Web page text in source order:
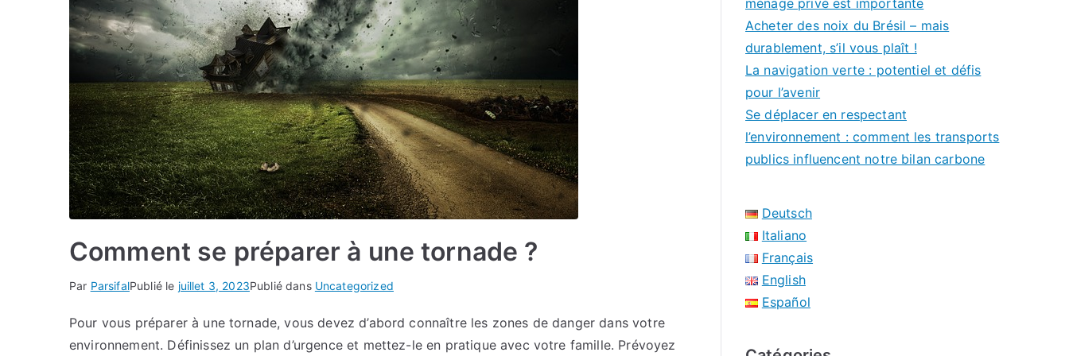
Comment se préparer à une tornade ?
Par ParsifalPublié le juillet 3, 2023Publié dans Uncategorized
Pour vous préparer à une tornade, vous devez d’abord connaître les zones de danger dans votre
environnement. Définissez un plan d’urgence et mettez-le en pratique avec votre famille. Prévoyez
ménage privé est importante
Acheter des noix du Brésil – mais
durablement, s’il vous plaît !
La navigation verte : potentiel et défis
pour l’avenir
Se déplacer en respectant
l’environnement : comment les transports
publics influencent notre bilan carbone
Deutsch
Italiano
Français
English
Español